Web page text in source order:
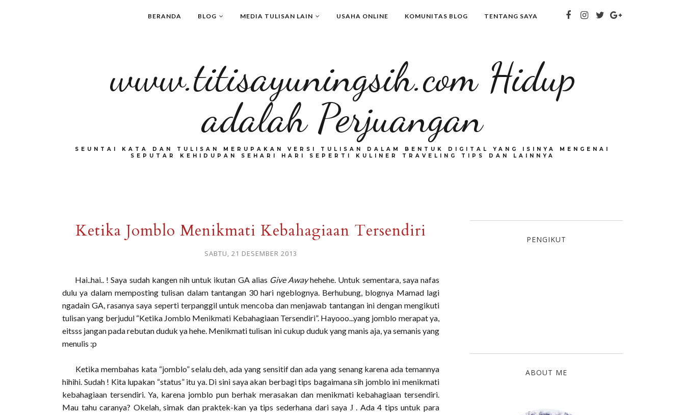
BERANDA BLOG MEDIA TULISAN LAIN USAHA ONLINE KOMUNITAS BLOG TENTANG SAYA
www.titisayuningsih.com Hidup
adalah Perjuangan
SEUNTAI KATA DAN TULISAN MERUPAKAN VERSI TULISAN DALAM BENTUK DIGITAL YANG ISINYA MENGENAI
SEPUTAR KEHIDUPAN SEHARI HARI SEPERTI KULINER TRAVELING TIPS DAN LAINNYA
Ketika Jomblo Menikmati Kebahagiaan Tersendiri
SABTU, 21 DESEMBER 2013
Hai..hai.. ! Saya sudah kangen nih untuk ikutan GA alias Give Awayhehehe. Untuk sementara, saya nafas
dulu ya dalam memposting tulisan dalam tantangan 30 hari ngeblognya. Berhubung, blognya Mamad lagi
ngadain GA, rasanya saya seperti terpanggil untuk mencoba dan menjawab tantangan ini dengan mengikuti
tulisan yang berjudul “Ketika Jomblo Menikmati Kebahagiaan Tersendiri”. Hayooo...yang jomblo merapat ya,
eitsss jangan pada rebutan duduk ya hehe. Menikmati tulisan ini cukup duduk yang manis aja, ya semanis yang
menulis :p
Ketika membahas kata “jomblo” selalu deh, ada yang sensitif dan ada yang senang karena ada temannya
hihihi. Sudah ! Kita lupakan “status” itu ya. Di sini saya akan berbagi tips bagaimana sih jomblo ini menikmati
kebahagiaan tersendiri. Ya, karena jomblo pun berhak merasakan dan menikmati kebahagiaan tersendiri.
Mau tahu caranya? Okelah, simak dan praktek-kan ya tips sederhana dari saya J. Ada 4 tips untuk para
PENGIKUT
ABOUT ME